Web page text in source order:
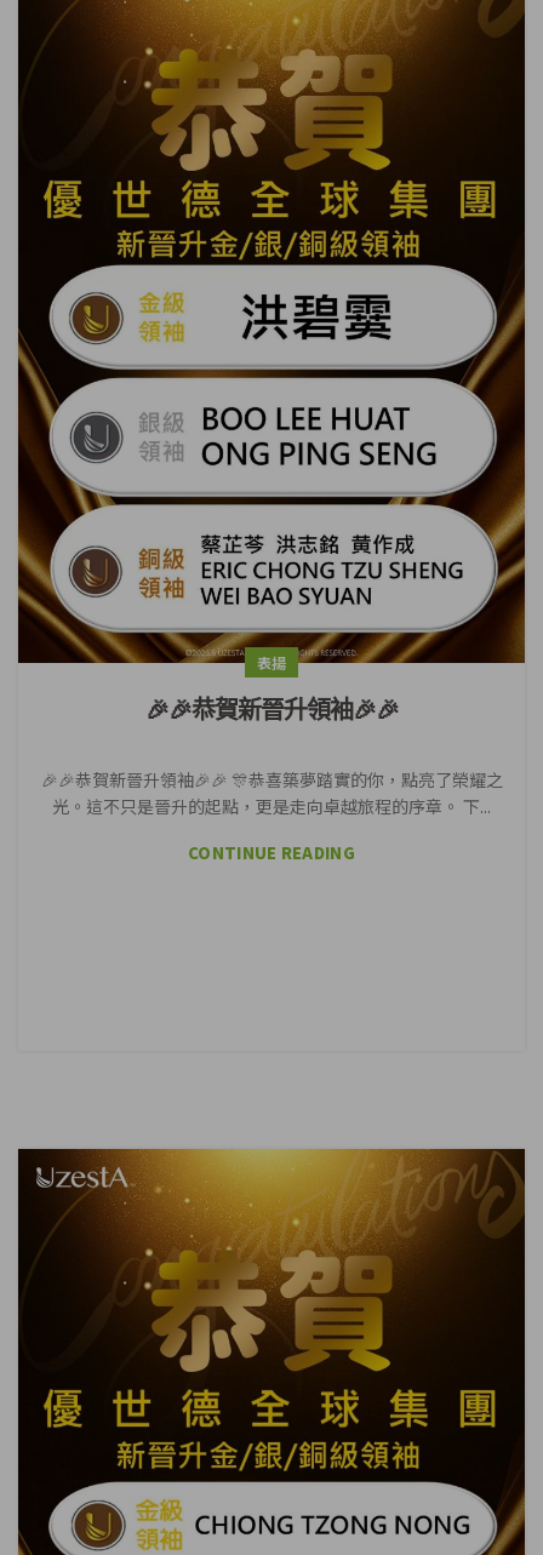
表揚
🎉🎉恭賀新晉升領袖🎉🎉
🎉🎉恭賀新晉升領袖🎉🎉 🎊恭喜築夢踏實的你，點亮了榮耀之
光。這不只是晉升的起點，更是走向卓越旅程的序章。 下...
CONTINUE READING